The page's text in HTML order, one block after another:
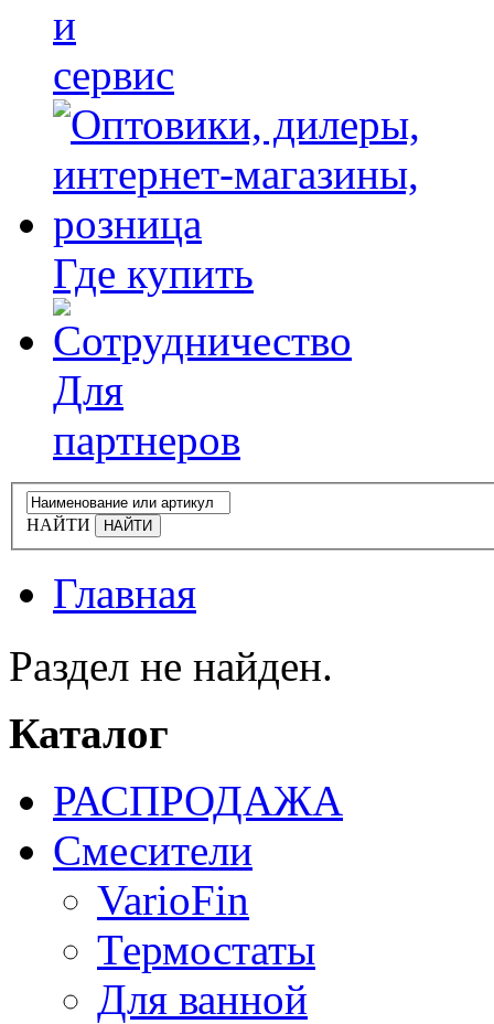
и
сервис
Где купить
Для
партнеров
НАЙТИ
Главная
Раздел не найден.
Каталог
РАСПРОДАЖА
Смесители
VarioFin
Термостаты
Для ванной